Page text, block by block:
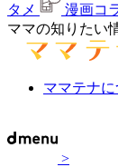
タメ
漫画コ
ママの知りたい
ママテナに
>